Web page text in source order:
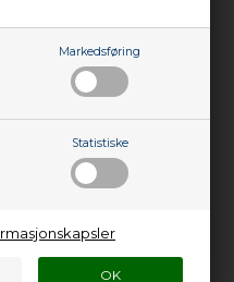
Markedsføring
Statistiske
509,00
Legg i kurven
Kun 1 igjen! (
virkedager